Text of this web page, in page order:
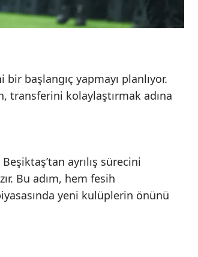
başlangıç yapmayı planlıyor.
transferini kolaylaştırmak adına
ayrılış sürecini
Bu adım, hem fesih
yeni kulüplerin önünü